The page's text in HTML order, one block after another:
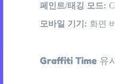
페인트/태깅 모드:
모바일 기기: 화면
Graffiti Time 유